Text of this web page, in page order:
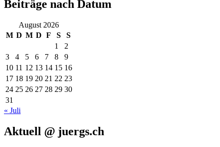
Beiträge nach Datum
August 2026
M D M D F S
S
1
2
3
4 5 6 7 8
9
10 11 12 13 14 15 16
17 18 19 20 21 22 23
24 25 26 27 28 29 30
31
« Juli
Aktuell @ juergs.ch